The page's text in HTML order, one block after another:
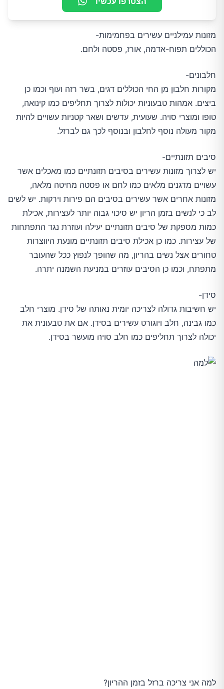
מזונות עמילניים עשירים בפחמימות-
הכוללים תפוח-אדמה, אורז, פסטה ולחם.
חלבונים-
מקורות חלבון מן החי הכוללים דגים, בשר רזה ועוף וכמו כן
ביצים. אמהות טבעוניות יכולות לצרוך תחליפים כמו קינואה,
טופו ומוצרי סויה. שעועית, עדשים ושאר קטניות עשויים להיות
מקור מעולה נוסף לחלבון ובנוסף לכך גם לברזל.
סיבים תזונתיים-
יש לצרוך מזונות עשירים בסיבים תזונתיים כמו מאכלים אשר
עשויים מדגנים מלאים כמו לחם או פסטה מחיטה מלאה,
מזונות אחרים אשר עשירים בסיבים הם פירות וירקות. יש לשים
לב כי לנשים בזמן הריון יש סיכוי גבוה יותר לעצירות, אכילת
כמות מספקת של סיבים תזונתיים יעילה ועוזרת נגד התפתחות
של עצירות. כמו כן אכילת סיבים תזונתיים מונעת היווצרות
טחורים אצל נשים בהריון, מה שהופך לנפוץ ככל שהעובר
מתפתח, וכמו כן הסיבים עוזרים במניעת השמנה יתרה.
סידן-
יש חשיבות גדולה לצריכה יומית נאותה של סידן. מוצרי חלב
כמו גבינה, חלב ויוגורט עשירים בסידן. אם את טבעונית את
יכולה לצרוך תחליפים כמו חלב סויה מועשר בסידן.
למה אני צריכה ברזל בזמן ההריון?